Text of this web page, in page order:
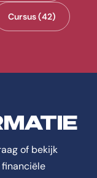
Cursus (42)
of bekijk